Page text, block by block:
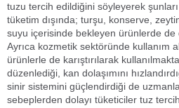
tuzu tercih edildiğini söyleyerek
tüketim dışında; turşu, konserve,
suyu içerisinde bekleyen ürünlerde de
Ayrıca kozmetik sektöründe kullanım
ürünlerle de karıştırılarak
düzenlediği, kan dolaşımını
sinir sistemini güçlendirdiği de
sebeplerden dolayı tüketiciler tuz